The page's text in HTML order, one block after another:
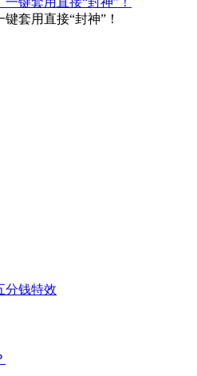
套用直接“封神”！